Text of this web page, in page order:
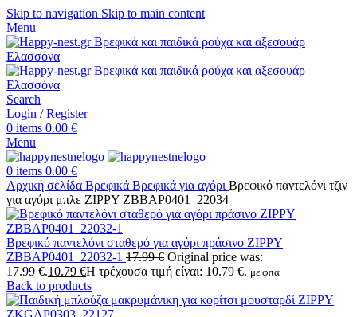
Skip to navigation Skip to main content
Menu
Search
Login / Register
0 items 0.00 €
Menu
0 items 0.00 €
Αρχική σελίδα Βρεφικά Βρεφικά για αγόρι Βρεφικό παντελόνι τζιν
για αγόρι μπλε ZIPPY ZBBAP0401_22034
Βρεφικό παντελόνι σταθερό για αγόρι πράσινο ZIPPY
ZBBAP0401_22032-1 17.99€ Original price was:
17.99 €.10.79 €Η τρέχουσα τιμή είναι: 10.79 €. με φπα
Back to products